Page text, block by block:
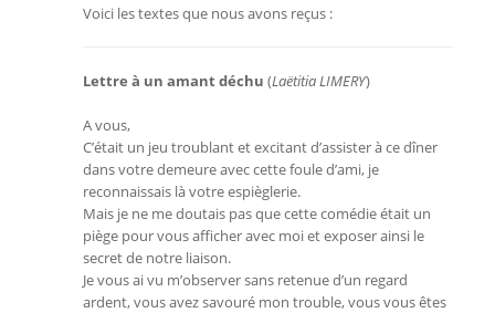
Voici les textes que nous avons reçus :
Lettre à un amant déchu (Laëtitia LIMERY)
A vous,
C’était un jeu troublant et excitant d’assister à ce dîner
dans votre demeure avec cette foule d’ami, je
reconnaissais là votre espièglerie.
Mais je ne me doutais pas que cette comédie était un
piège pour vous afficher avec moi et exposer ainsi le
secret de notre liaison.
Je vous ai vu m’observer sans retenue d’un regard
ardent, vous avez savouré mon trouble, vous vous êtes